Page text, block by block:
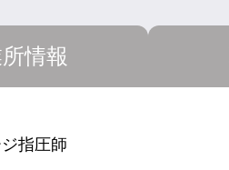
情報
指圧師